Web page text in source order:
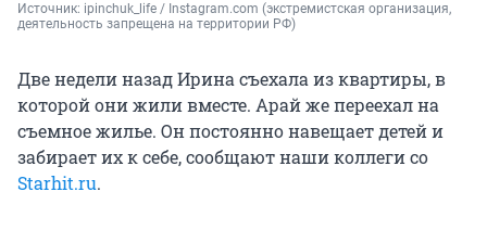
Источник: ipinchuk_life / Instagram.com (экстремистская организация,
деятельность запрещена на территории РФ)
Две недели назад Ирина съехала из квартиры, в
которой они жили вместе. Арай же переехал на
съемное жилье. Он постоянно навещает детей и
забирает их к себе, сообщают наши коллеги со
Starhit.ru.